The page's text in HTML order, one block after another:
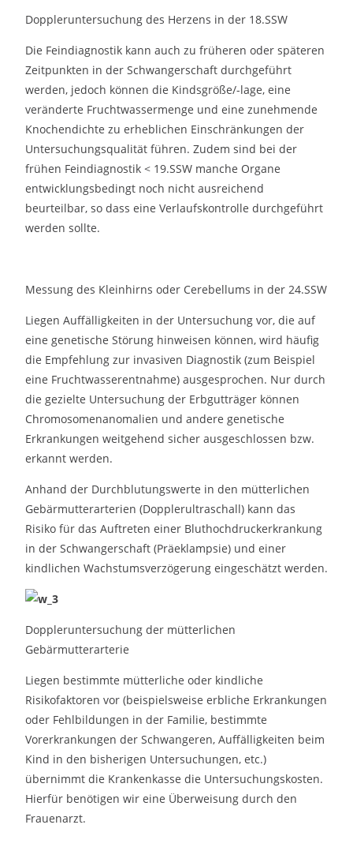
Doppleruntersuchung des Herzens in der 18.SSW
Die Feindiagnostik kann auch zu früheren oder späteren
Zeitpunkten in der Schwangerschaft durchgeführt
werden, jedoch können die Kindsgröße/-lage, eine
veränderte Fruchtwassermenge und eine zunehmende
Knochendichte zu erheblichen Einschränkungen der
Untersuchungsqualität führen. Zudem sind bei der
frühen Feindiagnostik < 19.SSW manche Organe
entwicklungsbedingt noch nicht ausreichend
beurteilbar, so dass eine Verlaufskontrolle durchgeführt
werden sollte.
Messung des Kleinhirns oder Cerebellums in der 24.SSW
Liegen Auffälligkeiten in der Untersuchung vor, die auf
eine genetische Störung hinweisen können, wird häufig
die Empfehlung zur invasiven Diagnostik (zum Beispiel
eine Fruchtwasserentnahme) ausgesprochen. Nur durch
die gezielte Untersuchung der Erbgutträger können
Chromosomenanomalien und andere genetische
Erkrankungen weitgehend sicher ausgeschlossen bzw.
erkannt werden.
Anhand der Durchblutungswerte in den mütterlichen
Gebärmutterarterien (Dopplerultraschall) kann das
Risiko für das Auftreten einer Bluthochdruckerkrankung
in der Schwangerschaft (Präeklampsie) und einer
kindlichen Wachstumsverzögerung eingeschätzt werden.
Doppleruntersuchung der mütterlichen
Gebärmutterarterie
Liegen bestimmte mütterliche oder kindliche
Risikofaktoren vor (beispielsweise erbliche Erkrankungen
oder Fehlbildungen in der Familie, bestimmte
Vorerkrankungen der Schwangeren, Auffälligkeiten beim
Kind in den bisherigen Untersuchungen, etc.)
übernimmt die Krankenkasse die Untersuchungskosten.
Hierfür benötigen wir eine Überweisung durch den
Frauenarzt.